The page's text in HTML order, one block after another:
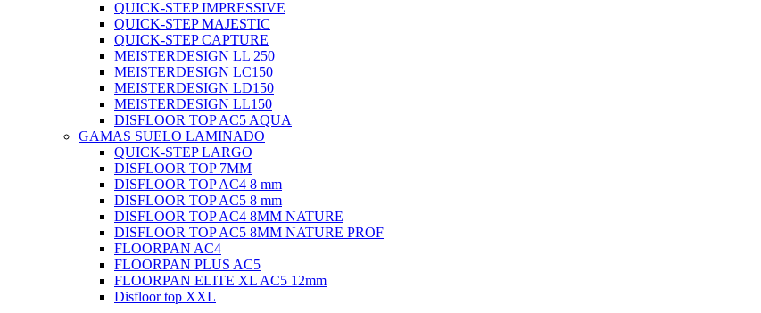
QUICK-STEP IMPRESSIVE
QUICK-STEP MAJESTIC
QUICK-STEP CAPTURE
MEISTERDESIGN LL 250
MEISTERDESIGN LC150
MEISTERDESIGN LD150
MEISTERDESIGN LL150
DISFLOOR TOP AC5 AQUA
GAMAS SUELO LAMINADO
QUICK-STEP LARGO
DISFLOOR TOP 7MM
DISFLOOR TOP AC4 8 mm
DISFLOOR TOP AC5 8 mm
DISFLOOR TOP AC4 8MM NATURE
DISFLOOR TOP AC5 8MM NATURE PROF
FLOORPAN AC4
FLOORPAN PLUS AC5
FLOORPAN ELITE XL AC5 12mm
Disfloor top XXL